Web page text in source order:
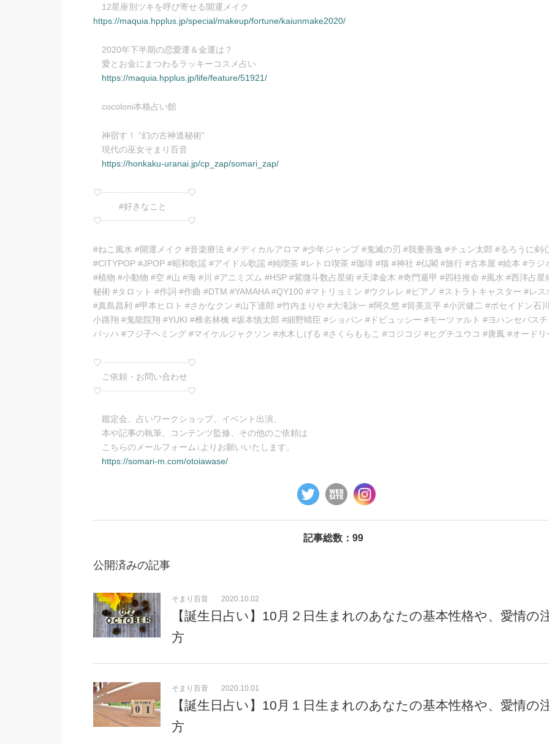
12星座別ツキを呼び寄せる開運メイク
https://maquia.hpplus.jp/special/makeup/fortune/kaiunmake2020/
2020年下半期の恋愛運＆金運は？
愛とお金にまつわるラッキーコスメ占い
https://maquia.hpplus.jp/life/feature/51921/
cocoloni本格占い館
神宿す！ “幻の古神道秘術”
現代の巫女そまり百音
https://honkaku-uranai.jp/cp_zap/somari_zap/
♡┈┈┈┈┈┈┈┈┈┈♡
#好きなこと
♡┈┈┈┈┈┈┈┈┈┈♡
#ねこ風水 #開運メイク #音楽療法 #メディカルアロマ #少年ジャンプ #鬼滅の刃 #我妻善逸 #チュン太郎 #るろうに剣
#CITYPOP #JPOP #昭和歌謡 #アイドル歌謡 #純喫茶 #レトロ喫茶 #珈琲 #猫 #神社 #仏閣 #旅行 #古本屋 #絵本 #ラジ
#植物 #小動物 #空 #山 #海 #川 #アニミズム #HSP #紫微斗数占星術 #天津金木 #奇門遁甲 #四柱推命 #風水 #西洋占星
秘術 #タロット #作詞 #作曲 #DTM #YAMAHA #QY100 #マトリョミン #ウクレレ #ピアノ #ストラトキャスター #レス
#真島昌利 #甲本ヒロト #さかなクン #山下達郎 #竹内まりや #大滝詠一 #阿久悠 #筒美京平 #小沢健二 #ポセイドン石
小路翔 #鬼龍院翔 #YUKI #椎名林檎 #坂本慎太郎 #細野晴臣 #ショパン #ドビュッシー #モーツァルト #ヨハンセバスチ
バッハ #フジ子ヘミング #マイケルジャクソン #水木しげる #さくらももこ #コジコジ #ヒグチユウコ #唐鳳 #オードリ
♡┈┈┈┈┈┈┈┈┈┈♡
ご依頼・お問い合わせ
♡┈┈┈┈┈┈┈┈┈┈♡
鑑定会、占いワークショップ、イベント出演、
本や記事の執筆、コンテンツ監修、その他のご依頼は
こちらのメールフォーム↓よりお願いいたします。
https://somari-m.com/otoiawase/
記事総数：99
公開済みの記事
【誕生日占い】10月２日生まれのあなたの基本性格や、愛情の
方
そまり百音 2020.10.02
【誕生日占い】10月１日生まれのあなたの基本性格や、愛情の
方
そまり百音 2020.10.01